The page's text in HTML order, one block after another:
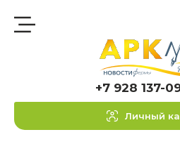
+7 928 137-
Личный